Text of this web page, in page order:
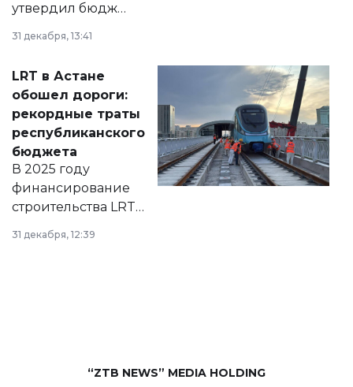
утвердил бюджет
города на 2026–
2028 годы.
документ
появился в базе
нормативных
правовых актов и
на сайте маслихат
города.
31 декабря, 13:41
LRT в Астане
обошел дороги:
рекордные траты
республиканского
бюджета
В 2025 году
финансирование
строительства LRT
в Астане из
республиканского
31 декабря, 12:39
“ZTB NEWS” MEDIA HOLDING